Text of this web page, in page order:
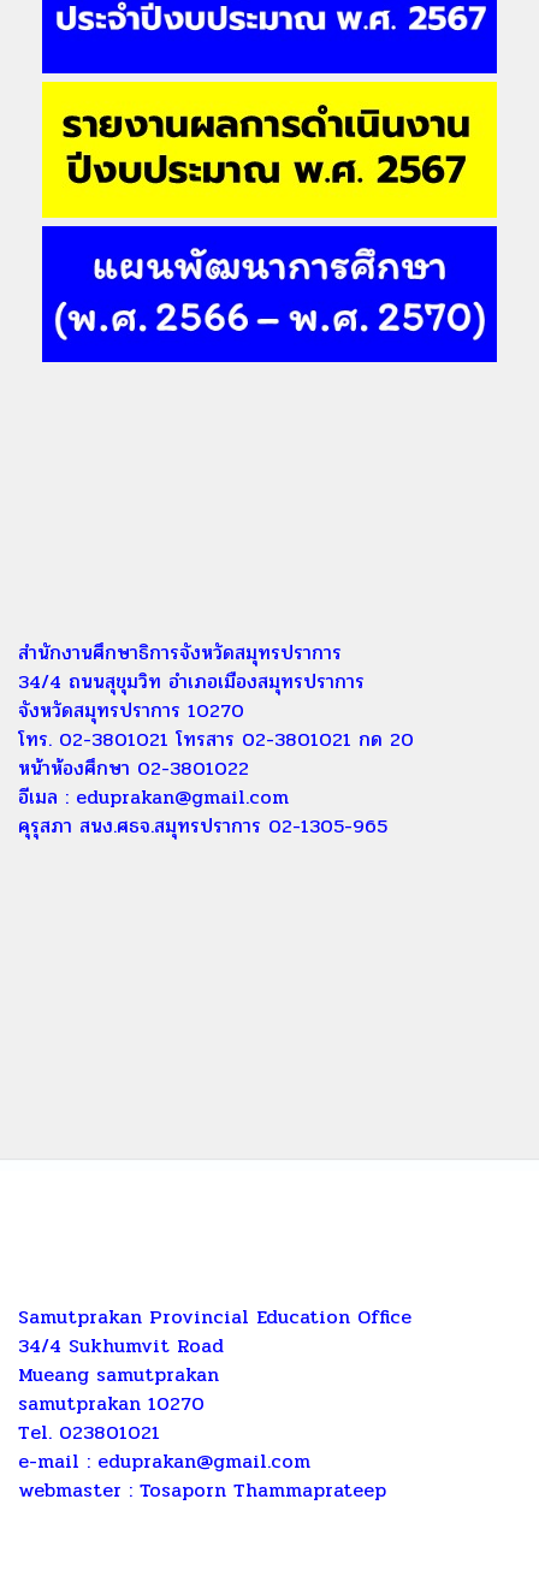
สำนักงานศึกษาธิการจังหวัดสมุทรปราการ
34/4 ถนนสุขุมวิท อำเภอเมืองสมุทรปราการ
จังหวัดสมุทรปราการ 10270
โทร. 02-3801021 โทรสาร 02-3801021 กด 20
หน้าห้องศึกษา 02-3801022
อีเมล : eduprakan@gmail.com
คุรุสภา สนง.ศธจ.สมุทรปราการ 02-1305-965
Samutprakan Provincial Education Office
34/4 Sukhumvit Road
Mueang samutprakan
samutprakan 10270
Tel. 023801021
e-mail : eduprakan@gmail.com
webmaster : Tosaporn Thammaprateep